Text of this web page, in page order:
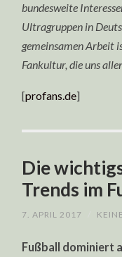
bundesweite
Ultragruppen in
gemeinsamen Arbeit
Fankultur, die uns
[profans.de]
Die
Trends im
7. APRIL 2017
Fußball dominiert